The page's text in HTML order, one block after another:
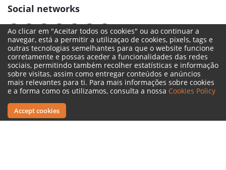
Social networks
Legal Terms
Ao clicar em "Aceitar todos os cookies" ou ao continuar a
navegar, está a permitir a utilizaçao de cookies, pixels, tags e
outras tecnologias semelhantes para que o website funcione
corretamente e possas aceder a funcionalidades das redes
sociais, permitindo também recolher estatísticas e informação
sobre visitas, assim como entregar conteúdos e anúncios
mais relevantes para ti. Para mais informações sobre cookies
e a forma como os utilizamos, consulta a nossa Cookies Policy
Accept cookies